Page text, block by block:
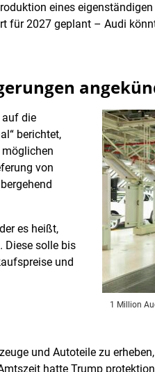
eines
für 2027 geplant – Audi
auf die
berichtet,
möglichen
von
es heißt,
Diese solle bis
und
1 Million
und Autoteile zu
hatte Trump